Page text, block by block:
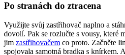
Po stranách do ztracena
Využijte svůj zastřihovač naplno a
dovolí. Pak se rozlučte s vousy, které
jim zastřihovačem co proto. Začněte
spojovala samotná bradka s knírkem.